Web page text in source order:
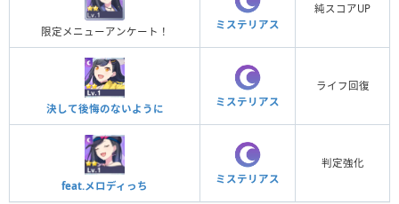
限定メニューアンケート！
ミステリアス
純スコアUP
決して後悔のないように
ミステリアス
ライフ回復
feat.メロディっち
ミステリアス
判定強化